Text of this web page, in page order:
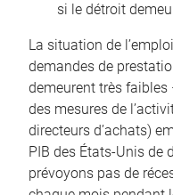
si le détroit
La situation de
demandes de
demeurent très faibles
des mesures de
directeurs d’achats)
PIB des États-Unis de
prévoyons pas de